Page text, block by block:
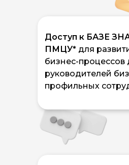
Доступ к БАЗЕ
ПМЦУ* для
бизнес-процессов
руководителей
профильных